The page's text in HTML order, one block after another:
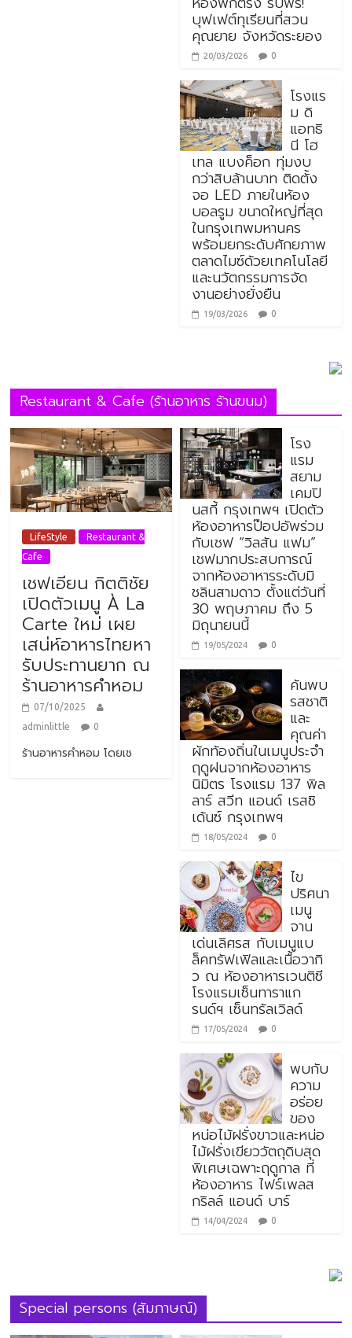
บุฟเฟต์ทุเรียนที่สวน
คุณยาย จังหวัดระยอง
20/03/2026 0
โรงแร
ม ดิ
แอทธิ
นี โฮ
เทล แบงค็อก ทุ่มงบ
กว่าสิบล้านบาท ติดตั้ง
จอ LED ภายในห้อง
บอลรูม ขนาดใหญ่ที่สุด
ในกรุงเทพมหานคร
พร้อมยกระดับศักยภาพ
ตลาดไมซ์ด้วยเทคโนโลยี
และนวัตกรรมการจัด
งานอย่างยั่งยืน
19/03/2026 0
Restaurant & Cafe (ร้านอาหาร ร้านขนม)
LifeStyle
Restaurant &
Cafe
เชฟเอียน กิตติชัย
เปิดตัวเมนู À La
Carte ใหม่ เผย
เสน่ห์อาหารไทยหา
รับประทานยาก ณ
ร้านอาหารคำหอม
07/10/2025
adminlittle
0
ร้านอาหารคำหอม โดยเช
โรง
แรม
สยาม
เคมปิ
นสกี้ กรุงเทพฯ เปิดตัว
ห้องอาหารป๊อปอัพร่วม
กับเชฟ “วิลสัน แฟม”
เชฟมากประสบการณ์
จากห้องอาหารระดับมิ
ชลินสามดาว ตั้งแต่วันที่
30 พฤษภาคม ถึง 5
มิถุนายนนี้
19/05/2024 0
ค้นพบ
รสชาติ
และ
คุณค่า
ผักท้องถิ่นในเมนูประจำ
ฤดูฝนจากห้องอาหาร
นิมิตร โรงแรม 137 พิล
ลาร์ สวีท แอนด์ เรสซิ
เด้นซ์ กรุงเทพฯ
18/05/2024 0
ไข
ปริศนา
เมนู
จาน
เด่นเลิศรส กับเมนูแบ
ล็คทรัฟเฟิลและเนื้อวากิ
ว ณ ห้องอาหารเวนติซี
โรงแรมเซ็นทาราแก
รนด์ฯ เซ็นทรัลเวิลด์
17/05/2024 0
พบกับ
ความ
อร่อย
ของ
หน่อไม้ฝรั่งขาวและหน่อ
ไม้ฝรั่งเขียววัตถุดิบสุด
พิเศษเฉพาะฤดูกาล ที่
ห้องอาหาร ไฟร์เพลส
กริลล์ แอนด์ บาร์
14/04/2024 0
Special persons (สัมภาษณ์)